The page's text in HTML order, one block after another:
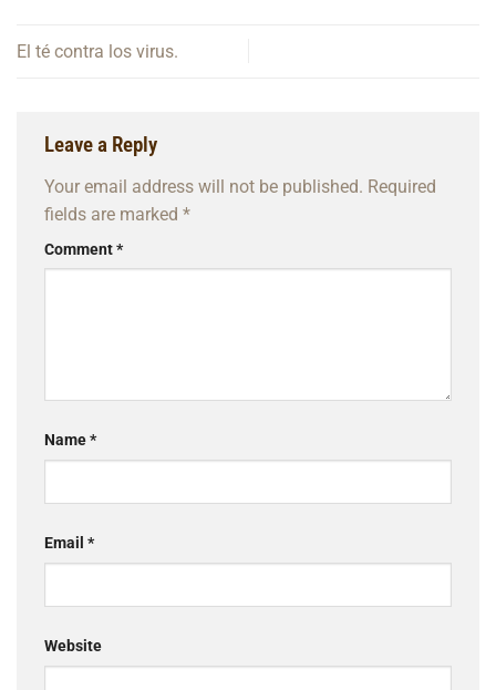
El té contra los virus.
Leave a Reply
Your email address will not be published. Required
fields are marked *
Comment*
Name*
Email *
Website